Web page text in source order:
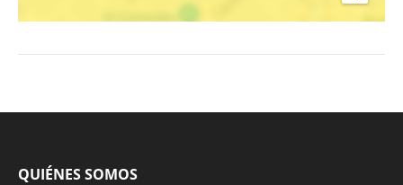
QUIÉNES SOMOS